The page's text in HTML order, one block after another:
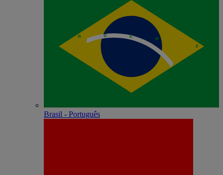
Brasil - Português